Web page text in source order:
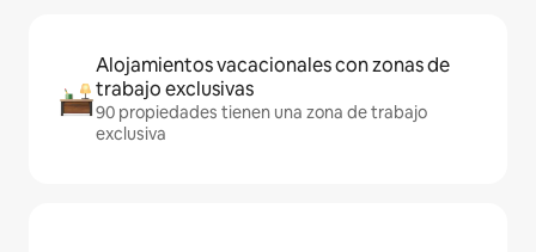
Alojamientos vacacionales con zonas de
trabajo exclusivas
90 propiedades tienen una zona de trabajo
exclusiva